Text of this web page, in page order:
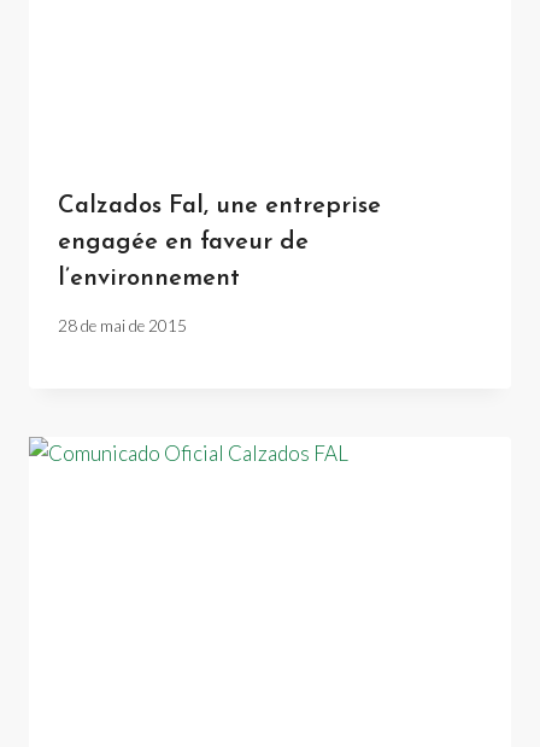
Calzados Fal, une entreprise
engagée en faveur de
l’environnement
28 de mai de 2015